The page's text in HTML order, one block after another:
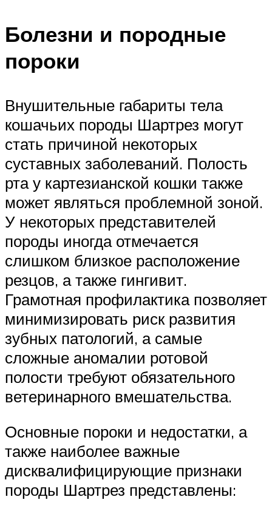
Болезни и породные
пороки
Внушительные габариты тела
кошачьих породы Шартрез могут
стать причиной некоторых
суставных заболеваний. Полость
рта у картезианской кошки также
может являться проблемной зоной.
У некоторых представителей
породы иногда отмечается
слишком близкое расположение
резцов, а также гингивит.
Грамотная профилактика позволяет
минимизировать риск развития
зубных патологий, а самые
сложные аномалии ротовой
полости требуют обязательного
ветеринарного вмешательства.
Основные пороки и недостатки, а
также наиболее важные
дисквалифицирующие признаки
породы Шартрез представлены: